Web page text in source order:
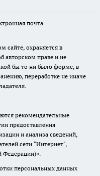
почта
сайте, охраняется в
авторском праве и не
бы то ни было форме, в
переработке не иначе
рекомендательные
предоставления
и анализа сведений,
сети "Интернет",
Федерации)».
персональных данных